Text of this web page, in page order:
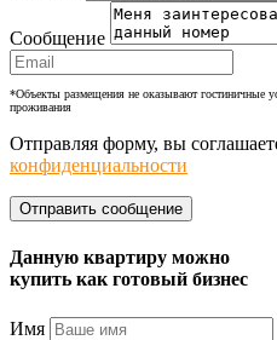
Сообщение
*Объекты размещения не оказывают гостиничные
проживания
Отправляя форму, вы
конфиденциальности
Данную квартиру можно
купить как готовый бизнес
Имя